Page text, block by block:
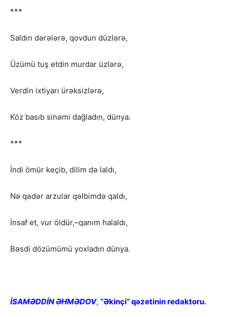
***
Saldın dərələrə, qovdun düzlərə,
Üzümü tuş etdin murdar üzlərə,
Verdin ixtiyarı ürəksizlərə,
Köz basıb sinəmi dağladın, dünya.
***
İndi ömür keçib, dilim də laldı,
Nə qədər arzular qəlbimdə qaldı,
İnsaf et, vur öldür,–qanım halaldı,
Bəsdi dözümümü yoxladın dünya.
İSAMƏDDİN ƏHMƏDOV, “Əkinçi” qəzetinin redaktoru.